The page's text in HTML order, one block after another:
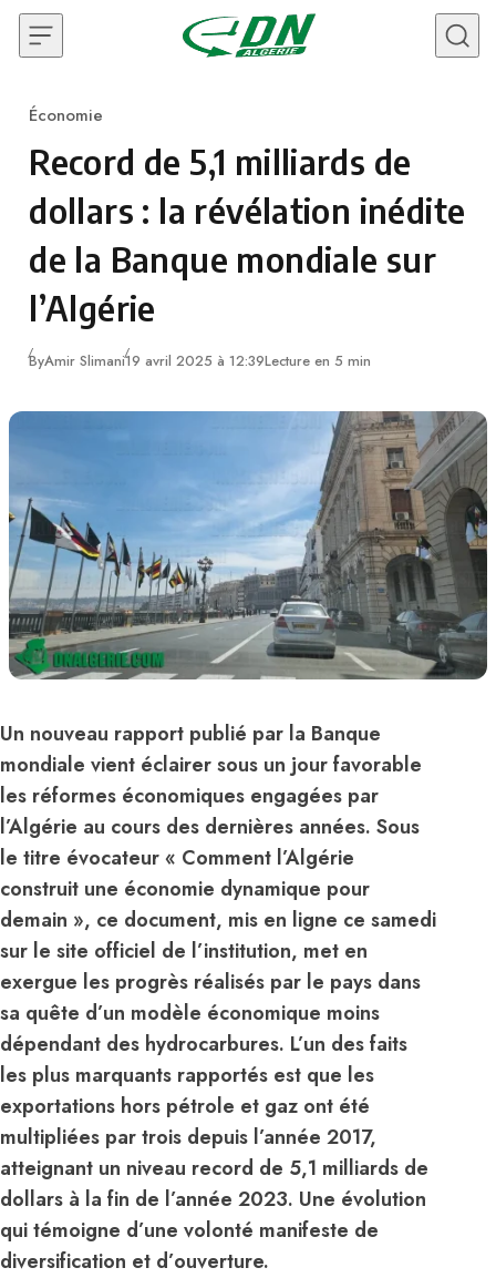
Skip to content
Category
Économie
Record de 5,1 milliards de
dollars : la révélation inédite
de la Banque mondiale sur
l’Algérie
ByAmir Slimani19 avril 2025 à 12:39Lecture en 5 min
Un nouveau rapport publié par la Banque
mondiale vient éclairer sous un jour favorable
les réformes économiques engagées par
l’Algérie au cours des dernières années. Sous
le titre évocateur « Comment l’Algérie
construit une économie dynamique pour
demain », ce document, mis en ligne ce samedi
sur le site officiel de l’institution, met en
exergue les progrès réalisés par le pays dans
sa quête d’un modèle économique moins
dépendant des hydrocarbures. L’un des faits
les plus marquants rapportés est que les
exportations hors pétrole et gaz ont été
multipliées par trois depuis l’année 2017,
atteignant un niveau record de 5,1 milliards de
dollars à la fin de l’année 2023. Une évolution
qui témoigne d’une volonté manifeste de
diversification et d’ouverture.